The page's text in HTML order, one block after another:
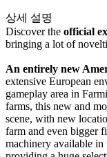
상세 설명
Discover the official
bringing a lot of
An entirely new
extensive European
gameplay area in
farms, this new and
scene, with new
farm and even bigger
machinery available in